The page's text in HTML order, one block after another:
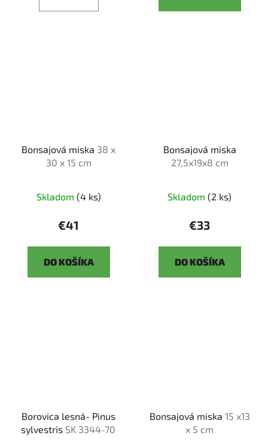
Bonsajová miska 38 x
30 x 15 cm
Skladom (4 ks)
€41
DO KOŠÍKA
Bonsajová miska
27,5x19x8 cm
Skladom (2 ks)
€33
DO KOŠÍKA
Borovica lesná- Pinus
sylvestris SK 3344-70
Bonsajová miska 15 x13
x 5 cm